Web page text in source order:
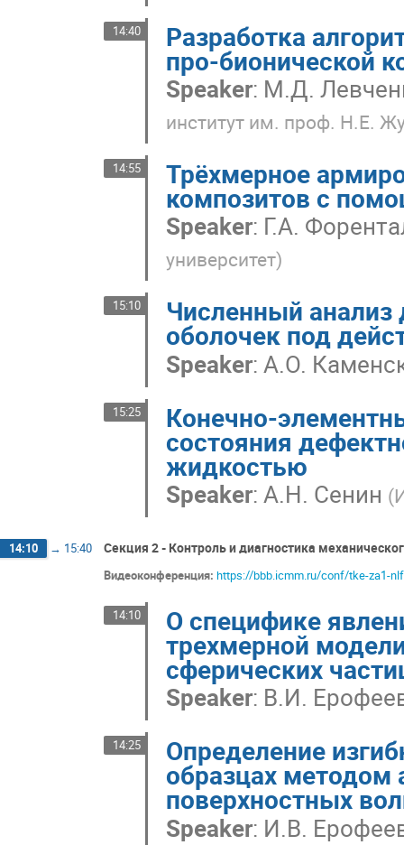
14:40 Разработка
про-бионической
Speaker: М.Д.
институт им. проф. Н.Е.
14:55 Трёхмерное
композитов с
Speaker: Г.А.
университет)
15:10 Численный анализ
оболочек под
Speaker: А.О.
15:25 Конечно-
состояния
жидкостью
Speaker: А.Н. Сенин (
14:10 → 15:40 Секция 2 - Контроль и диагностика
Видеоконференция: https://bbb.icmm.ru/conf/tke-za1-
14:10 О специфике
трехмерной
сферических
Speaker: В.И.
14:25 Определение
образцах методом
поверхностных
Speaker: И.В.